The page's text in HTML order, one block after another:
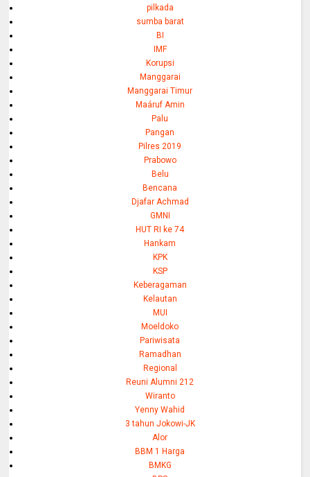
pilkada
sumba barat
BI
IMF
Korupsi
Manggarai
Manggarai Timur
Maáruf Amin
Palu
Pangan
Pilres 2019
Prabowo
Belu
Bencana
Djafar Achmad
GMNI
HUT RI ke 74
Hankam
KPK
KSP
Keberagaman
Kelautan
MUI
Moeldoko
Pariwisata
Ramadhan
Regional
Reuni Alumni 212
Wiranto
Yenny Wahid
3 tahun Jokowi-JK
Alor
BBM 1 Harga
BMKG